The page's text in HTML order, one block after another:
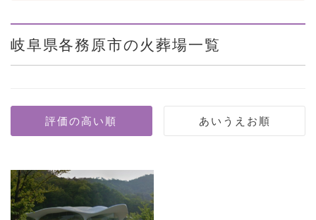
岐阜県各務原市の火葬場一覧